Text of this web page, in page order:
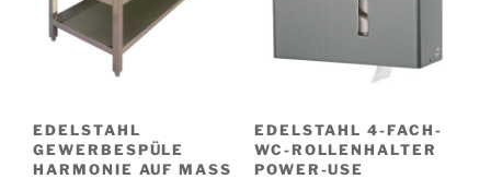
EDELSTAHL
GEWERBESPÜLE
HARMONIE AUF MASS
EDELSTAHL 4-FACH-
WC-ROLLENHALTER
POWER-USE